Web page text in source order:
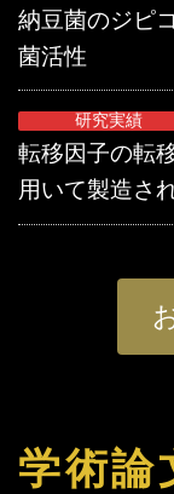
納豆菌のジピ
菌活性
研究実績
転移因子の転
用いて製造さ
学術論